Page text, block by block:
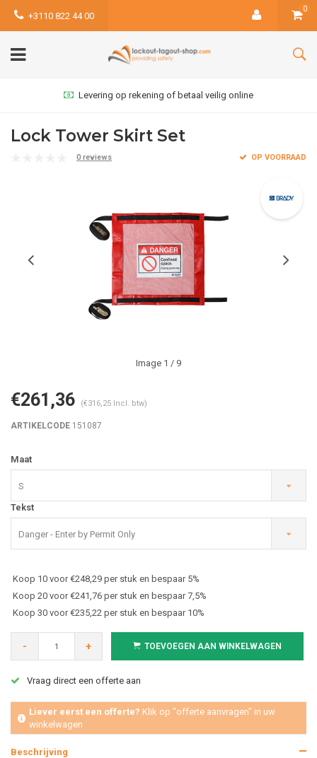
+3110 822 44 00
0
Levering op rekening of betaal veilig online
Lock Tower Skirt Set
0 reviews OP VOORRAAD
Image 1 / 9
€261,36 (€316,25 Incl. btw)
ARTIKELCODE 151087
Maat
S
Tekst
Danger - Enter by Permit Only
Koop 10 voor €248,29 per stuk en bespaar 5%
Koop 20 voor €241,76 per stuk en bespaar 7,5%
Koop 30 voor €235,22 per stuk en bespaar 10%
- + TOEVOEGEN AAN WINKELWAGEN
Vraag direct een offerte aan
Liever eerst een offerte? Klik op "offerte aanvragen" in uw
winkelwagen
Beschrijving